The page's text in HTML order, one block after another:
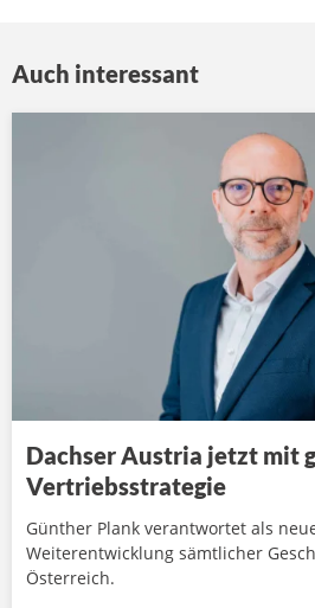
Auch interessant
Dachser Austria jetzt mit
Vertriebsstrategie
Günther Plank verantwortet als
Weiterentwicklung sämtlicher
Österreich.